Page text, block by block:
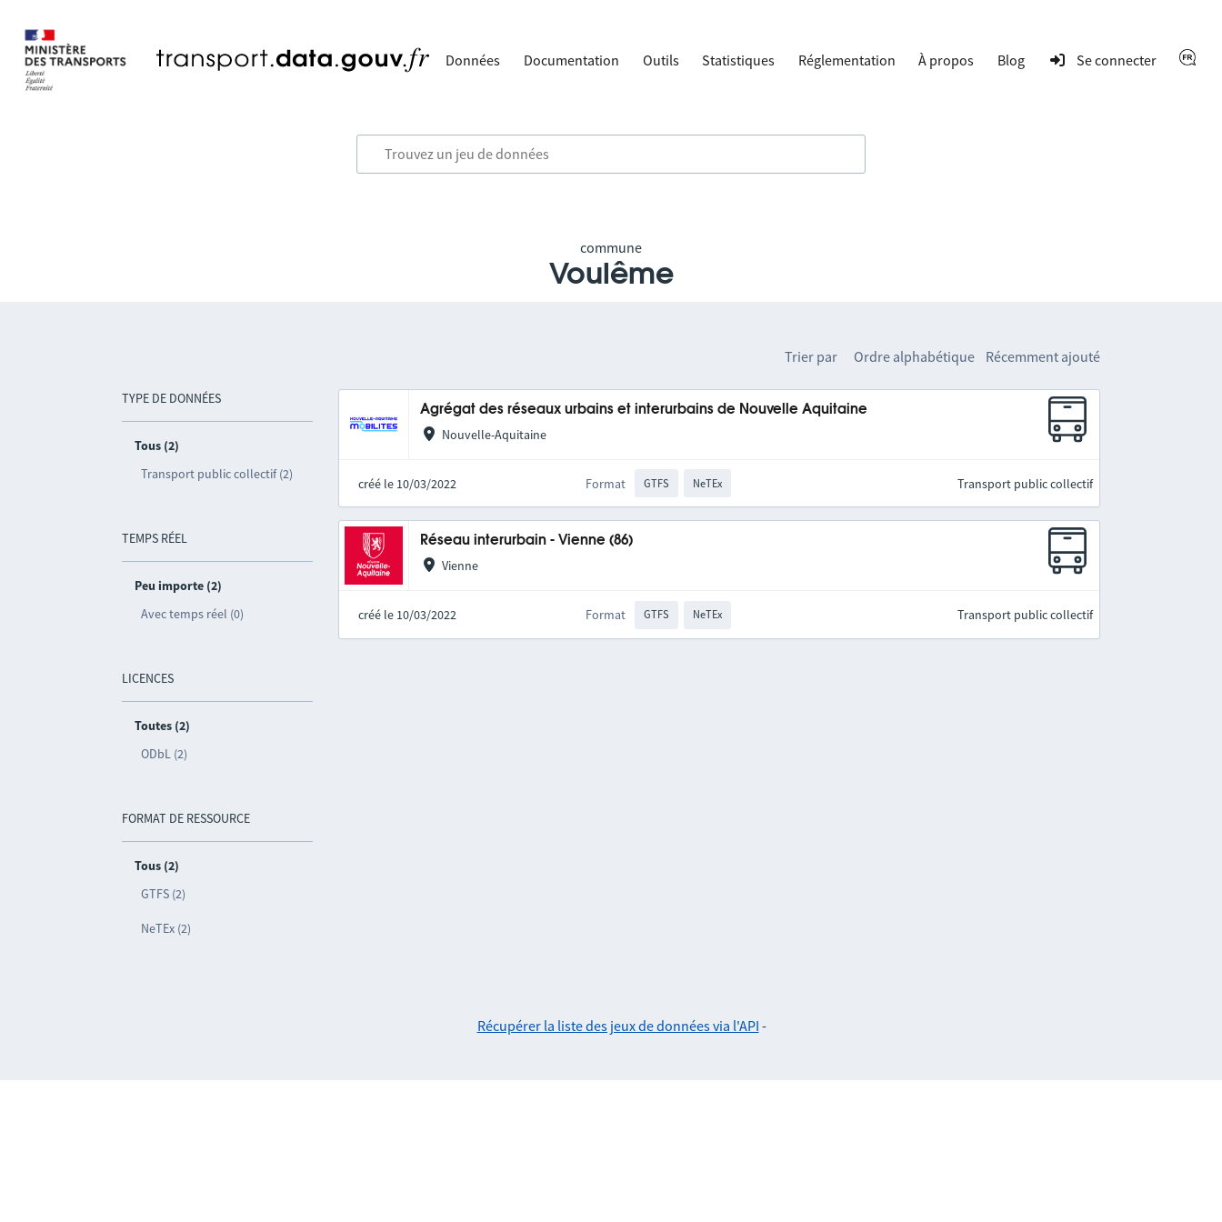
Données Documentation Outils Statistiques Réglementation À propos Blog Se connecter
commune
Voulême
TYPE DE DONNÉES
Tous (2)
Transport public collectif (2)
TEMPS RÉEL
Peu importe (2)
Avec temps réel (0)
LICENCES
Toutes (2)
ODbL (2)
FORMAT DE RESSOURCE
Tous (2)
GTFS (2)
NeTEx (2)
Trier par Ordre alphabétique Récemment ajouté
Agrégat des réseaux urbains et interurbains de Nouvelle Aquitaine
Nouvelle-Aquitaine
créé le 10/03/2022 Format GTFS NeTEx Transport public collectif
Réseau interurbain - Vienne (86)
Vienne
créé le 10/03/2022 Format GTFS NeTEx Transport public collectif
Récupérer la liste des jeux de données via l'API -